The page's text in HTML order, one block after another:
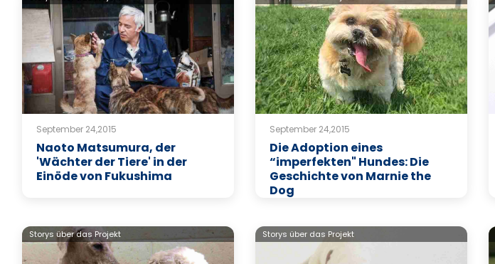
September 24,2015
Naoto Matsumura, der
'Wächter der Tiere' in der
Einöde von Fukushima
September 24,2015
Die Adoption eines
“imperfekten" Hundes: Die
Geschichte von Marnie the
Dog
Storys über das Projekt Storys über das Projekt